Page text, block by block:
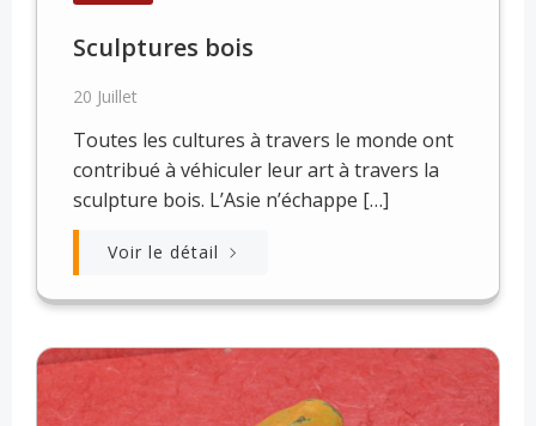
Sculptures bois
20 Juillet
Toutes les cultures à travers le monde ont
contribué à véhiculer leur art à travers la
sculpture bois. L’Asie n’échappe […]
Voir le détail